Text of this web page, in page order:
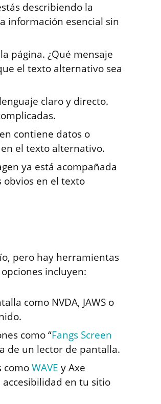
describiendo la
información esencial sin
página. ¿Qué mensaje
el texto alternativo sea
claro y directo.
contiene datos o
el texto alternativo.
ya está acompañada
en el texto
pero hay herramientas
incluyen:
como NVDA, JAWS o
como “Fangs Screen
de un lector de pantalla.
comoWAVE y Axe
en tu sitio